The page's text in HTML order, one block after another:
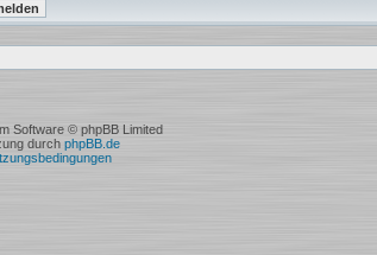
Software © phpBB Limited
durch phpBB.de